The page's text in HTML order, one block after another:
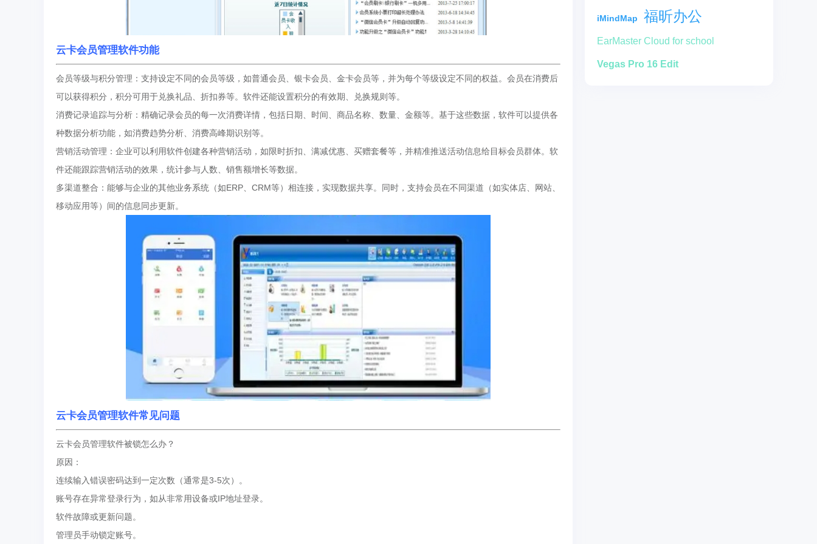
云卡会员管理软件功能
会员等级与积分管理‌：支持设定不同的会员等级，如普通会员、银卡会员、金卡会员等，并为每个等级设定不同的权益。会员在消费后
可以获得积分，积分可用于兑换礼品、折扣券等。软件还能设置积分的有效期、兑换规则等。
‌消费记录追踪与分析‌：精确记录会员的每一次消费详情，包括日期、时间、商品名称、数量、金额等。基于这些数据，软件可以提供各
种数据分析功能，如消费趋势分析、消费高峰期识别等。
‌营销活动管理‌：企业可以利用软件创建各种营销活动，如限时折扣、满减优惠、买赠套餐等，并精准推送活动信息给目标会员群体。软
件还能跟踪营销活动的效果，统计参与人数、销售额增长等数据。
‌多渠道整合‌：能够与企业的其他业务系统（如ERP、CRM等）相连接，实现数据共享。同时，支持会员在不同渠道（如实体店、网站、
移动应用等）间的信息同步更新。
云卡会员管理软件常见问题
云卡会员管理软件被锁怎么办？‌
‌原因‌：
连续输入错误密码达到一定次数（通常是3-5次）。
账号存在异常登录行为，如从非常用设备或IP地址登录。
软件故障或更新问题。
管理员手动锁定账号。
iMindMap 福昕办公
EarMaster Cloud for school
Vegas Pro 16 Edit